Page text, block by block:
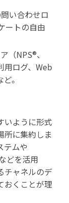
い合わせロ
ートの自由
（NPS®、
用ログ、Web
。
いように形式
所に集約しま
テムや
どを活用
チャネルのデ
おくことが理